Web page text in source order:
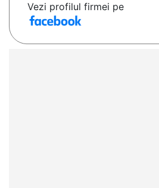
Vezi profilul firmei pe